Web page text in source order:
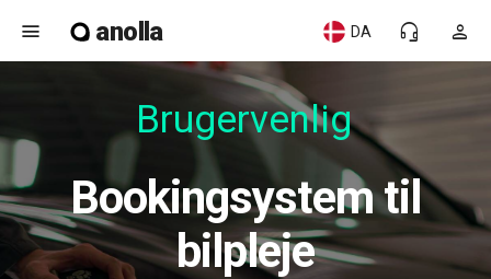
menu anolla person
headset_mic
DA
Brugervenlig
Bookingsystem til
bilpleje